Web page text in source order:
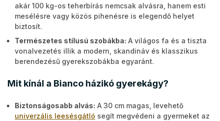
akár 100 kg-os teherbírás nemcsak alvásra, hanem esti
mesélésre vagy közös pihenésre is elegendő helyet
biztosít.
Természetes stílusú szobákba: A világos fa és a tiszta
vonalvezetés illik a modern, skandináv és klasszikus
berendezésű gyerekszobákba egyaránt.
Mit kínál a Bianco házikó gyerekágy?
Biztonságosabb alvás: A 30 cm magas, levehető
univerzális leesésgátló segít megvédeni a gyermeket az